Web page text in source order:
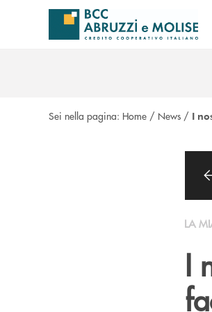
Salta al contenuto principale
Sei nella pagina: Home / News / I
LA
I